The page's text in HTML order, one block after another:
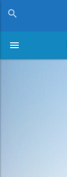
search
menu